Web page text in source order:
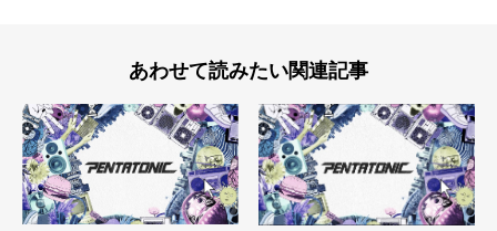
あわせて読みたい関連記事